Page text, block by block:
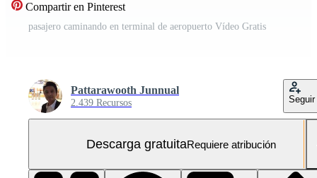
Compartir en Pinterest
pasajero caminando en terminal de aeropuerto Vídeo Gratis
Pattarawooth Junnual
2.439 Recursos Seguir
Descarga gratuitaRequiere atribución